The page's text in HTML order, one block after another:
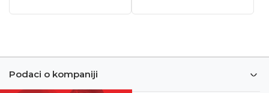
Podaci o kompaniji